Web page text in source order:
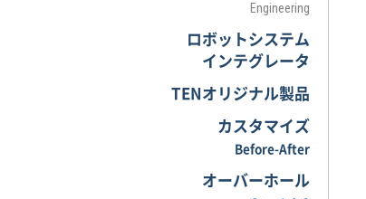
Engineering
ロボットシステム
インテグレータ
TENオリジナル製品
カスタマイズ
Before-After
オーバーホール